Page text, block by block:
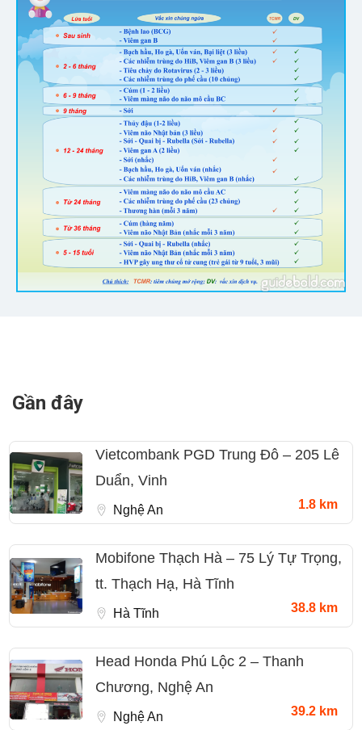
Gần đây
Vietcombank PGD Trung Đô – 205 Lê
Duẩn, Vinh
Nghệ An 1.8 km
Mobifone Thạch Hà – 75 Lý Tự Trọng,
tt. Thạch Hạ, Hà Tĩnh
Hà Tĩnh 38.8 km
Head Honda Phú Lộc 2 – Thanh
Chương, Nghệ An
Nghệ An 39.2 km